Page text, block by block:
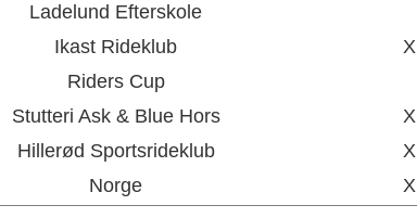
Ladelund Efterskole
Ikast Rideklub X
Riders Cup
Stutteri Ask & Blue Hors X
Hillerød Sportsrideklub
X
Norge X